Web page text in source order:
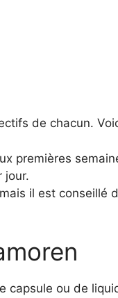
de chacun.
premières
jour.
il est conseillé
capsule ou de